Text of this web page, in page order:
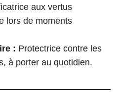
aux vertus
lors de moments
: Protectrice contre les
à porter au quotidien.